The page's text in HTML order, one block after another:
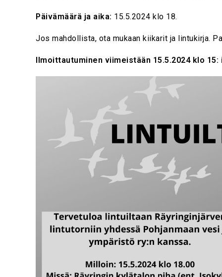
Päivämäärä ja aika: 15.5.2024 klo 18.
Jos mahdollista, ota mukaan kiikarit ja lintukirja.
Ilmoittautuminen viimeistään 15.5.2024 klo 15: